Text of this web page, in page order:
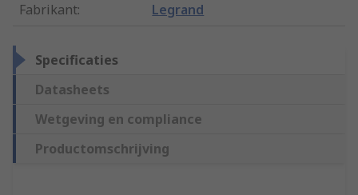
Fabrikant: Legrand
Specificaties
Datasheets
Wetgeving en compliance
Productomschrijving